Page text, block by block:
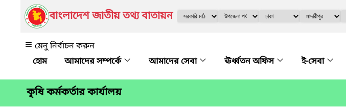
বাংলাদেশ জাতীয় তথ্য বাতায়ন
মেনু নির্বাচন করুন
আমাদের সম্পর্কে
আমাদের সেবা ঊর্ধ্বতন অফিস ই-সেবা
কৃষি কর্মকর্তার কার্যালয়